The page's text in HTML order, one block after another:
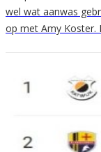
wel wat aanwas
op met Amy Koster.